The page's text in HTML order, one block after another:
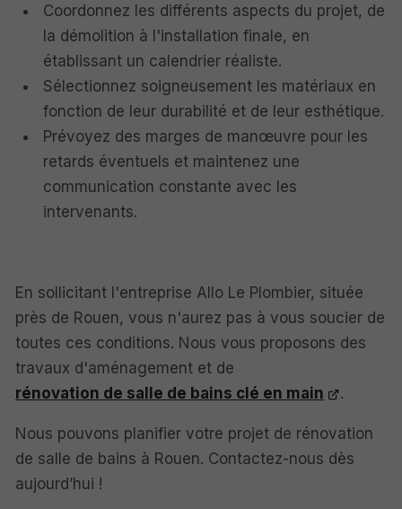
Coordonnez les différents aspects du projet, de
la démolition à l'installation finale, en
établissant un calendrier réaliste.
Sélectionnez soigneusement les matériaux en
fonction de leur durabilité et de leur esthétique.
Prévoyez des marges de manœuvre pour les
retards éventuels et maintenez une
communication constante avec les
intervenants.
En sollicitant l'entreprise Allo Le Plombier, située
près de Rouen, vous n'aurez pas à vous soucier de
toutes ces conditions. Nous vous proposons des
travaux d'aménagement et de
rénovation de salle de bains clé en main
.
Nous pouvons planifier votre projet de rénovation
de salle de bains à Rouen. Contactez-nous dès
aujourd’hui !